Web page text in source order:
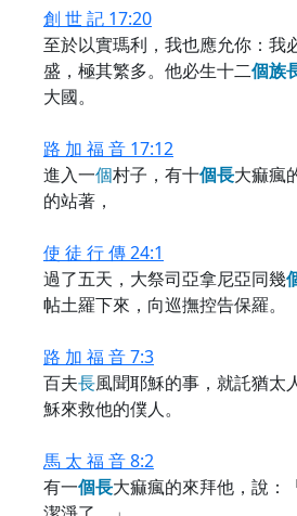
創 世 記 17:20
至於以實瑪利，我也應允你：我
盛，極其繁多。他必生十二個族
大國。
路 加 福 音 17:12
進入一個村子，有十個長大痲瘋
的站著，
使 徒 行 傳 24:1
過了五天，大祭司亞拿尼亞同幾
帖土羅下來，向巡撫控告保羅。
路 加 福 音 7:3
百夫長風聞耶穌的事，就託猶太
穌來救他的僕人。
馬 太 福 音 8:2
有一個長大痲瘋的來拜他，說：